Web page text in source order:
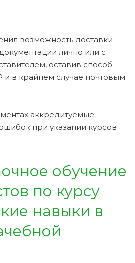
возможность доставки
лично или с
оставив способ
в крайнем случае почтовым
аккредитуемые
при указании курсов
обучение
по курсу
навыки в